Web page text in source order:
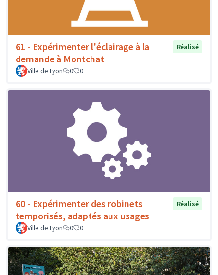
61 - Expérimenter l'éclairage à la
demande à Montchat
Réalisé
Ville de Lyon 0 0
60 - Expérimenter des robinets
temporisés, adaptés aux usages
Réalisé
Ville de Lyon 0 0